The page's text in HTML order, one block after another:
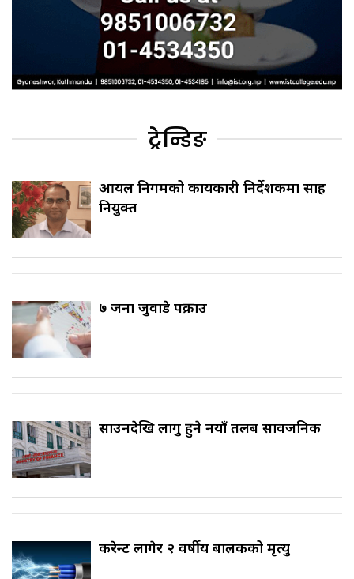
ट्रेन्डिङ
आयल निगमको कार्यकारी निर्देशकमा साह
नियुक्त
७ जना जुवाडे पक्राउ
साउनदेखि लागु हुने नयाँ तलब सार्वजनिक
करेन्ट लागेर २ वर्षीय बालकको मृत्यु